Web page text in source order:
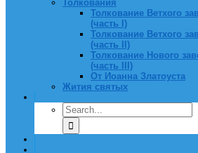
Толкования
Толкование Ветхого
(часть I)
Толкование Ветхого
(часть II)
Толкование Нового
(часть III)
От Иоанна Златоуста
Жития святых